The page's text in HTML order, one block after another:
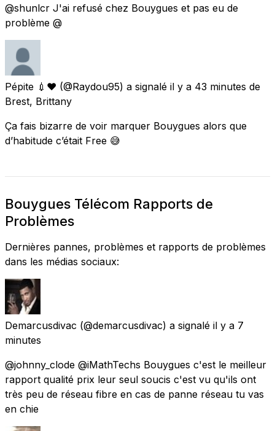
@shunlcr J'ai refusé chez Bouygues et pas eu de
problème @
Pépite 💉❤️ (@Raydou95) a signalé il y a 43 minutes de
Brest, Brittany
Ça fais bizarre de voir marquer Bouygues alors que
d’habitude c’était Free 😅
Bouygues Télécom Rapports de
Problèmes
Dernières pannes, problèmes et rapports de problèmes
dans les médias sociaux:
Demarcusdivac (@demarcusdivac) a signalé il y a 7
minutes
@johnny_clode @iMathTechs Bouygues c'est le meilleur
rapport qualité prix leur seul soucis c'est vu qu'ils ont
très peu de réseau fibre en cas de panne réseau tu vas
en chie